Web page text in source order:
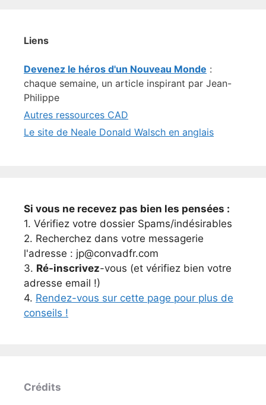
Liens
Devenez le héros d'un Nouveau Monde :
chaque semaine, un article inspirant par Jean-
Philippe
Autres ressources CAD
Le site de Neale Donald Walsch en anglais
Si vous ne recevez pas bien les pensées :
1. Vérifiez votre dossier Spams/indésirables
2. Recherchez dans votre messagerie
l'adresse : jp@convadfr.com
3. Ré-inscrivez-vous (et vérifiez bien votre
adresse email !)
4. Rendez-vous sur cette page pour plus de
conseils !
Crédits